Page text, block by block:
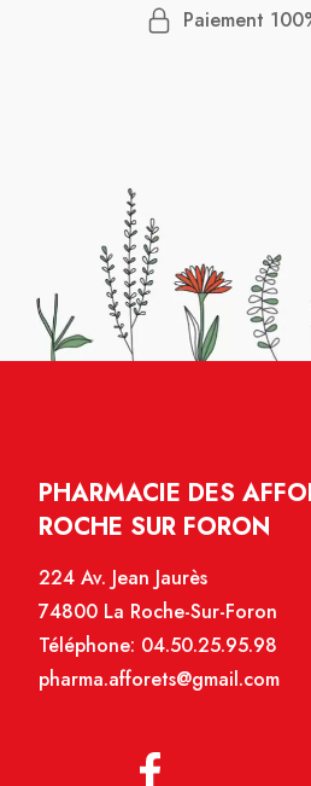
Paiement
PHARMACIE DES
ROCHE SUR FORON
224 Av. Jean Jaurès
74800 La Roche-Sur-Foron
Téléphone: 04.50.25.95.98
pharma.afforets@gmail.com